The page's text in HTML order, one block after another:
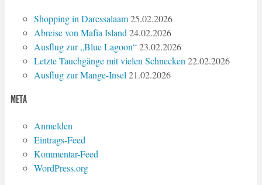
Shopping in Daressalaam 25.02.2026
Abreise von Mafía Island 24.02.2026
Ausflug zur „Blue Lagoon“ 23.02.2026
Letzte Tauchgänge mit vielen Schnecken 22.02.2026
Ausflug zur Mange-Insel 21.02.2026
META
Anmelden
Eintrags-Feed
Kommentar-Feed
WordPress.org